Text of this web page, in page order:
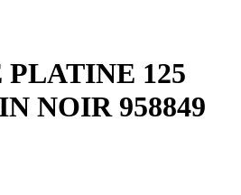
125
NOIR 958849